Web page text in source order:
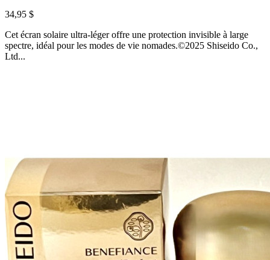
34,95 $
Cet écran solaire ultra-léger offre une protection invisible à large
spectre, idéal pour les modes de vie nomades.©2025 Shiseido Co.,
Ltd...